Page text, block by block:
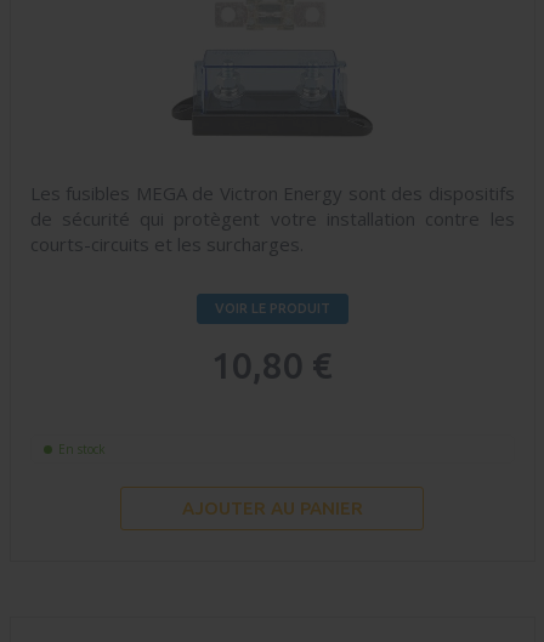
Les fusibles MEGA de Victron Energy sont des dispositifs
de sécurité qui protègent votre installation contre les
courts-circuits et les surcharges.
VOIR LE PRODUIT
10,80 €
En stock
AJOUTER AU PANIER